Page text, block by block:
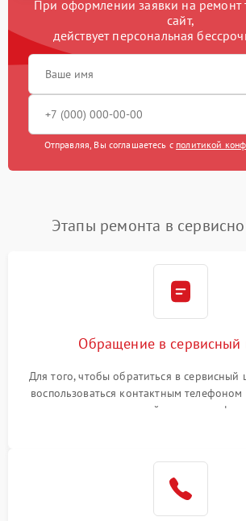
При оформлении заявки на ремонт
сайт,
действует персональная
Отправляя, Вы соглашаетесь с политикой
Этапы ремонта в
Обращение в сервисный
Для того, чтобы обратиться в сервисный
воспользоваться контактным телефоном
или оставить свой номер